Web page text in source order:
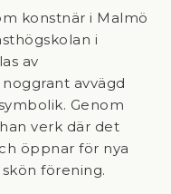
konstnär i Malmö
i
av
avvägd
Genom
verk där det
öppnar för nya
förening.